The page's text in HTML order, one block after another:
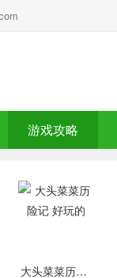
游戏攻略
大头菜菜历险记 好玩的